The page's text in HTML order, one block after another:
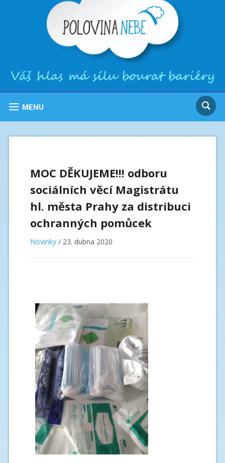
MENU
MOC DĚKUJEME!!! odboru
sociálních věcí Magistrátu
hl. města Prahy za distribuci
ochranných pomůcek
Novinky/ 23. dubna 2020